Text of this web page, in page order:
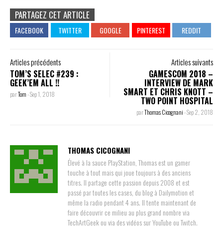
PARTAGEZ CET ARTICLE
Articles précédents
TOM’S SELEC #239 :
GEEK’EM ALL !!
parTom-Sep 1, 2018
Articles suivants
GAMESCOM 2018 –
INTERVIEW DE MARK
SMART ET CHRIS KNOTT –
TWO POINT HOSPITAL
parThomas Cicognani-Sep 2, 2018
THOMAS CICOGNANI
Élevé à la sauce PlayStation, Thomas est un gamer
touche à tout mais qui joue toujours à des anciens
titres. Il partage cette passion depuis 2008 et est
passé par toutes les cases, du blog à Dailymotion et
même la radio pendant 4 ans. Il tente maintenant de
faire découvrir ce milieu au plus grand nombre via
TechArtGeek ou via des vidéos sur YouTube ou Twitch.